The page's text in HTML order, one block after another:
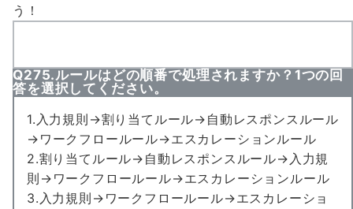
う！
Q275.ルールはどの順番で処理されますか？1つの回
答を選択してください。
1.入力規則→割り当てルール→自動レスポンスルール
→ワークフロールール→エスカレーションルール
2.割り当てルール→自動レスポンスルール→入力規
則→ワークフロールール→エスカレーションルール
3.入力規則→ワークフロールール→エスカレーショ